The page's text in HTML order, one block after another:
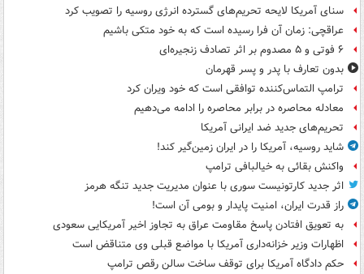
سنای آمریکا لایحه تحریم‌های گسترده انرژی روسیه را تصویب کرد
عراقچی: زمان آن فرا رسیده است که به خود متکی باشیم
۶ فوتی و ۵ مصدوم بر اثر تصادف زنجیره‌ای
بدون تعارف با پدر و پسر قهرمان
ترامپ التماس‌کننده توافقی است که خود ویران کرد
معادله محاصره در برابر محاصره را ادامه می‌دهیم
تحریم‌های جدید ضد ایرانی آمریکا
شاید روسیه، آمریکا را در ایران زمین‌گیر کند!
واکنش بقائی به خیالبافی ترامپ
اثر جدید کارتونیست سوری با عنوان مدیریت جدید تنگه هرمز
راز قدرت ایران، امنیت پایدار و بومی آن است!
به تعویق افتادن پاسخ مقاومت عراق به تجاوز اخیر آمریکایی سعودی
اظهارات وزیر خزانه‌داری آمریکا با مواضع قبلی وی متناقض است
حکم دادگاه آمریکا برای توقف ساخت سالن رقص ترامپ